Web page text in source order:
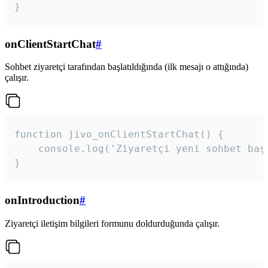
}
onClientStartChat#
Sohbet ziyaretçi tarafından başlatıldığında (ilk mesajı o attığında)
çalışır.
function jivo_onClientStartChat() {
console.log('Ziyaretçi yeni sohbet
}
onIntroduction#
Ziyaretçi iletişim bilgileri formunu doldurduğunda çalışır.